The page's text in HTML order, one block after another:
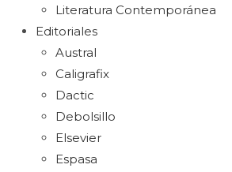
Literatura Contemporánea
Editoriales
Austral
Caligrafix
Dactic
Debolsillo
Elsevier
Espasa